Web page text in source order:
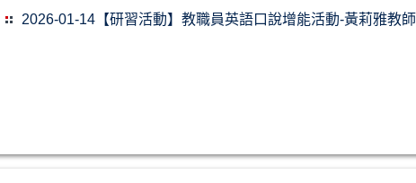
2026-01-14【研習活動】教職員英語口說增能活動-黃莉雅教師